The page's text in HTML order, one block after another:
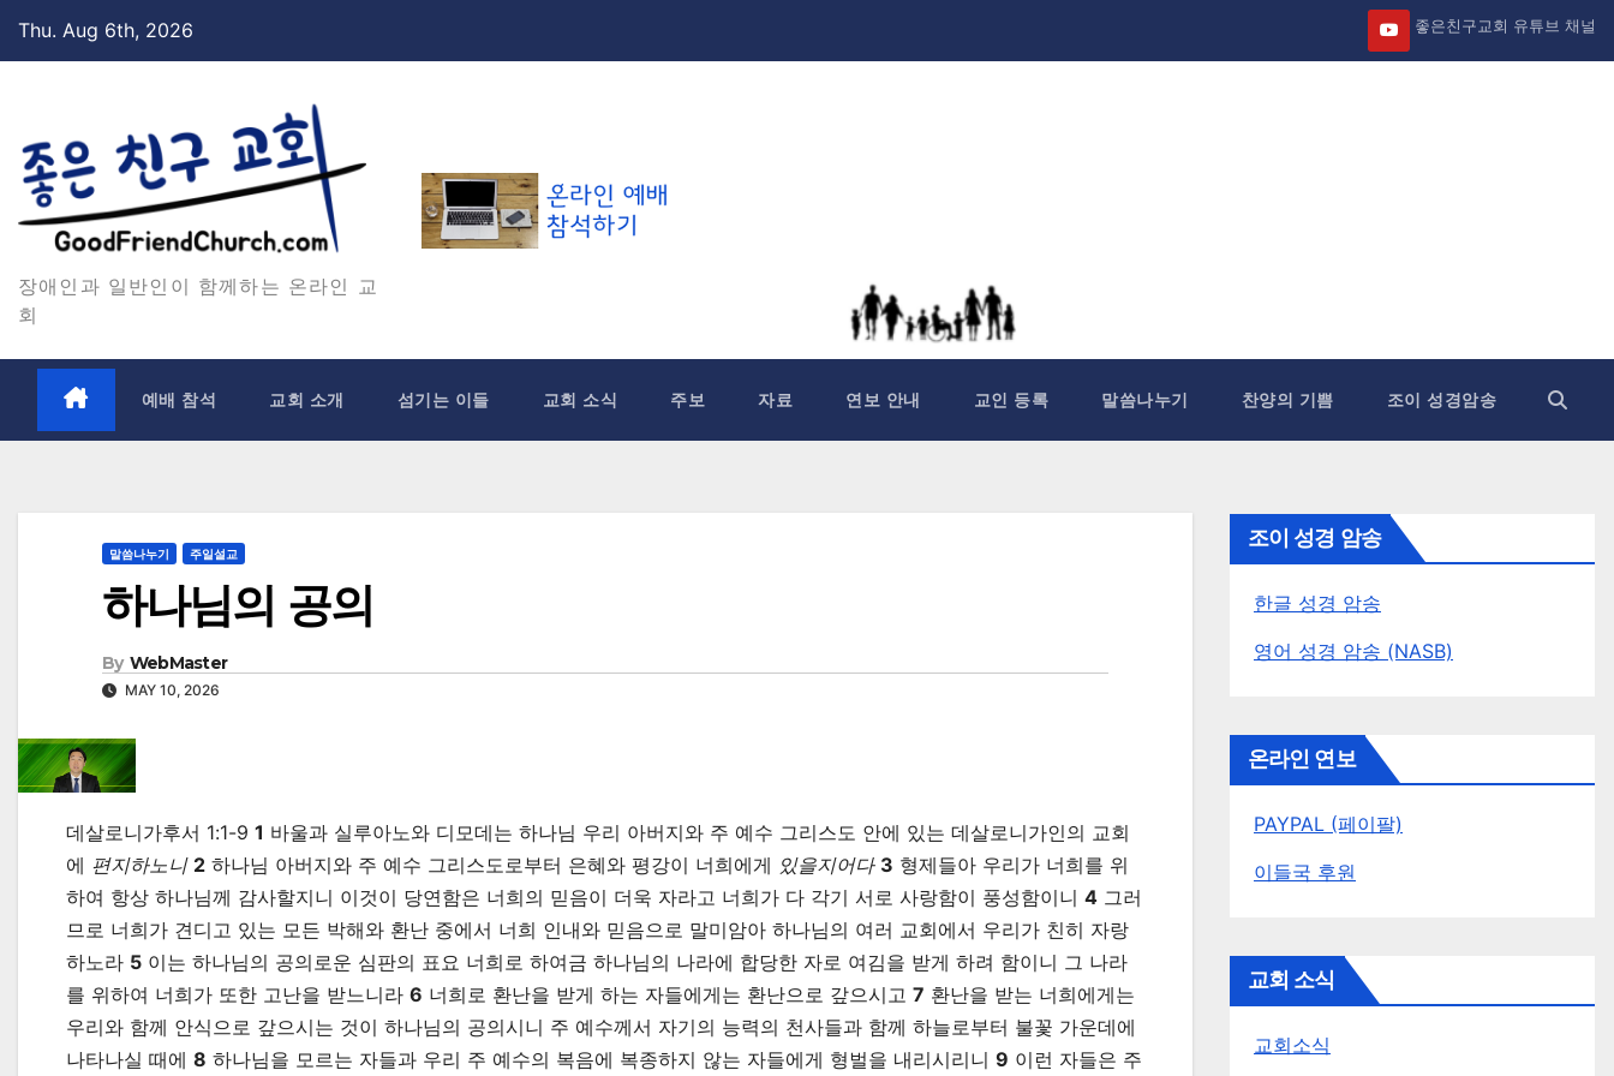
Thu. Aug 6th, 2026 좋은친구교회 유튜브 채널
장애인과 일반인이 함께하는 온라인 교
회
예배 참석 교회 소개 섬기는 이들 교회 소식 주보 자료 연보 안내 교인 등록 말씀나누기 찬양의 기쁨 조이 성경암송
말씀나누기 주일설교
하나님의 공의
By WebMaster
MAY 10, 2026
데살로니가후서 1:1-9 1 바울과 실루아노와 디모데는 하나님 우리 아버지와 주 예수 그리스도 안에 있는 데살로니가인의 교회
에 편지하노니 2 하나님 아버지와 주 예수 그리스도로부터 은혜와 평강이 너희에게 있을지어다 3 형제들아 우리가 너희를 위
하여 항상 하나님께 감사할지니 이것이 당연함은 너희의 믿음이 더욱 자라고 너희가 다 각기 서로 사랑함이 풍성함이니 4 그러
므로 너희가 견디고 있는 모든 박해와 환난 중에서 너희 인내와 믿음으로 말미암아 하나님의 여러 교회에서 우리가 친히 자랑
하노라 5 이는 하나님의 공의로운 심판의 표요 너희로 하여금 하나님의 나라에 합당한 자로 여김을 받게 하려 함이니 그 나라
를 위하여 너희가 또한 고난을 받느니라 6 너희로 환난을 받게 하는 자들에게는 환난으로 갚으시고 7 환난을 받는 너희에게는
우리와 함께 안식으로 갚으시는 것이 하나님의 공의시니 주 예수께서 자기의 능력의 천사들과 함께 하늘로부터 불꽃 가운데에
나타나실 때에 8 하나님을 모르는 자들과 우리 주 예수의 복음에 복종하지 않는 자들에게 형벌을 내리시리니 9 이런 자들은 주
조이 성경 암송
한글 성경 암송
영어 성경 암송 (NASB)
온라인 연보
PAYPAL (페이팔)
이들국 후원
교회 소식
교회소식